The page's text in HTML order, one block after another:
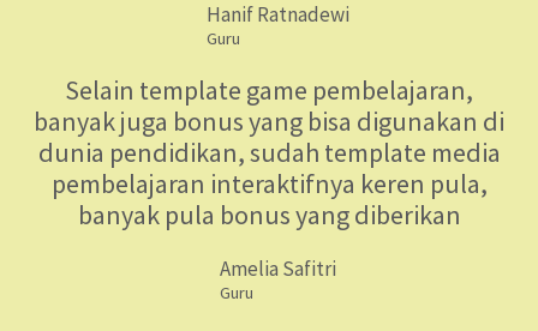
Hanif Ratnadewi
Guru
Selain template game pembelajaran,
banyak juga bonus yang bisa digunakan di
dunia pendidikan, sudah template media
pembelajaran interaktifnya keren pula,
banyak pula bonus yang diberikan
Amelia Safitri
Guru